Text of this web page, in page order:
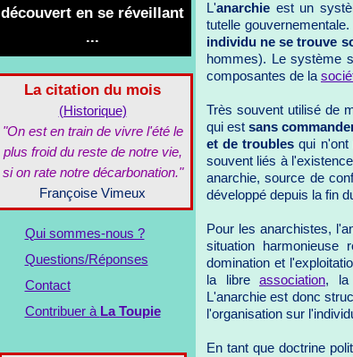
découvert en se réveillant
...
La citation du mois
(Historique)
"On est en train de vivre l'été le
plus froid du reste de notre vie,
si on rate notre décarbonation."
Françoise Vimeux
Qui sommes-nous ?
Questions/Réponses
Contact
Contribuer à La Toupie
L'anarchie est un
tutelle gouvernementale.
individu ne se trouve
hommes). Le système
composantes de la
Très souvent utilisé de
qui estsans
et de troubles qui n'ont
souvent liés à
anarchie, source de
développé depuis la fin
Pour les anarchistes,
situation harmonieuse
domination et
la libre association, la
L'anarchie est donc
l'organisation sur
En tant que doctrine